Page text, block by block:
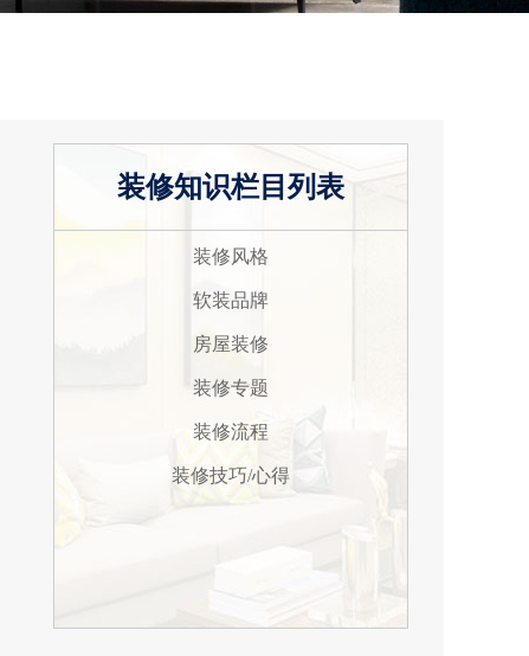
装修知识栏目列表
装修风格
软装品牌
房屋装修
装修专题
装修流程
装修技巧/心得